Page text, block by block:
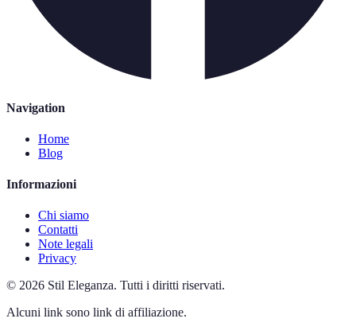
Navigation
Home
Blog
Informazioni
Chi siamo
Contatti
Note legali
Privacy
© 2026 Stil Eleganza. Tutti i diritti riservati.
Alcuni link sono link di affiliazione.